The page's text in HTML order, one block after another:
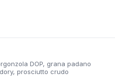
DOP, grana padano
prosciutto crudo